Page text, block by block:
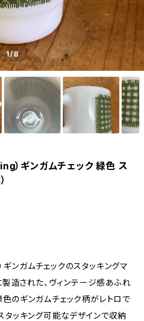
1/8
）ギンガムチェック 緑色 ス
ンガムチェックのスタッキングマ
造された、ヴィンテージ感あふれ
のギンガムチェック柄がレトロで
タッキング可能なデザインで収納